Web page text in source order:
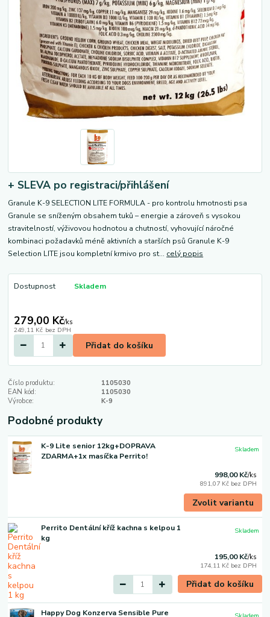
+ SLEVA po registraci/přihlášení
Granule K-9 SELECTION LITE FORMULA - pro kontrolu hmotnosti psa
Granule se sníženým obsahem tuků – energie a zároveň s vysokou
stravitelností, výživovou hodnotou a chutností, vyhovující náročné
kombinaci požadavků méně aktivních a starších psů Granule K-9
Selection LITE jsou kompletní krmivo pro st... celý popis
Dostupnost Skladem
279,00 Kč/ks
249,11 Kč bez DPH
Přidat do košíku
Číslo produktu:
1105030
EAN kód:
1105030
Výrobce:
K-9
Podobné produkty
K-9 Lite senior 12kg+DOPRAVA
ZDARMA+1x masíčka Perrito!
998,00 Kč/ks
891,07 Kč bez DPH
Skladem
Zvolit variantu
Perrito Dentální kříž kachna s kelpou 1
kg
195,00 Kč/ks
174,11 Kč bez DPH
Skladem
Přidat do košíku
Happy Dog Konzerva Sensible Pure